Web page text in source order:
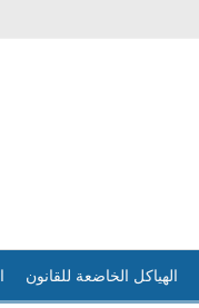
الهياكل الخاضعة للقانون